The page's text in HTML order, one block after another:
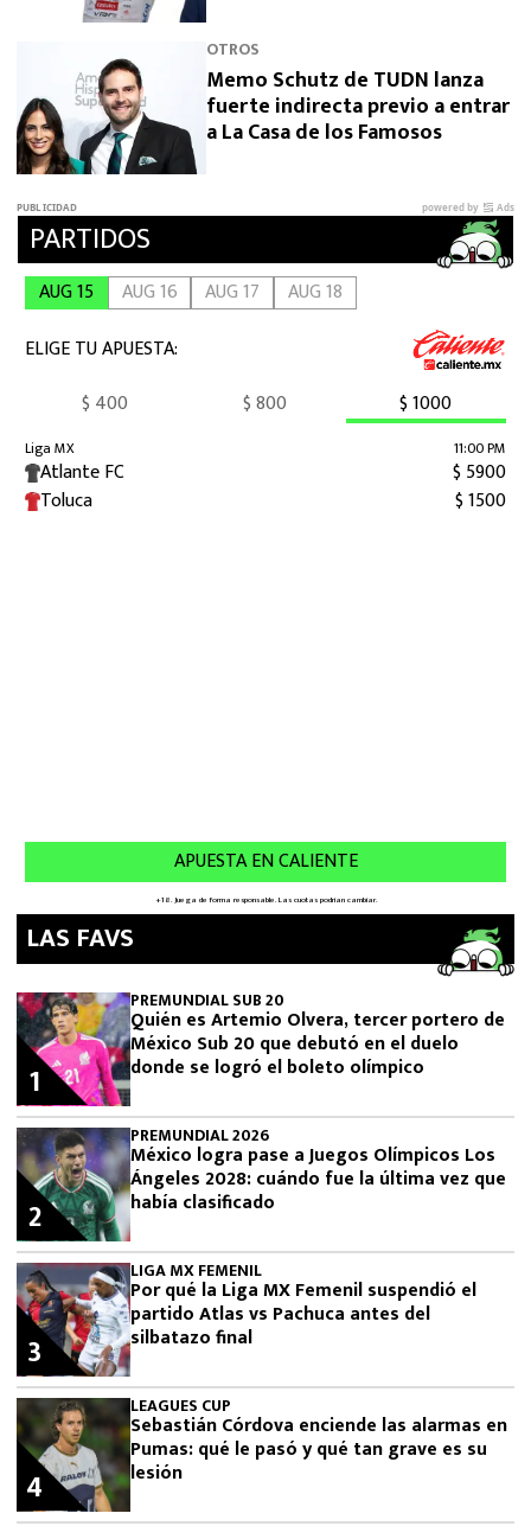
OTROS
Memo Schutz de TUDN lanza
fuerte indirecta previo a entrar
a La Casa de los Famosos
LAS FAVS
PREMUNDIAL SUB 20
Quién es Artemio Olvera, tercer portero de
México Sub 20 que debutó en el duelo
donde se logró el boleto olímpico
1
PREMUNDIAL 2026
México logra pase a Juegos Olímpicos Los
Ángeles 2028: cuándo fue la última vez que
había clasificado
2
LIGA MX FEMENIL
Por qué la Liga MX Femenil suspendió el
partido Atlas vs Pachuca antes del
silbatazo final
3
LEAGUES CUP
Sebastián Córdova enciende las alarmas en
Pumas: qué le pasó y qué tan grave es su
lesión
4